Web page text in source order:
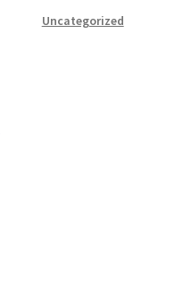
Uncategorized